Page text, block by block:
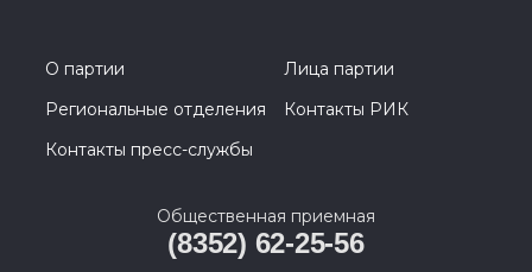
О партии
Лица партии
Региональные отделения
Контакты РИК
Контакты пресс-службы
Общественная приемная
(8352) 62-25-56